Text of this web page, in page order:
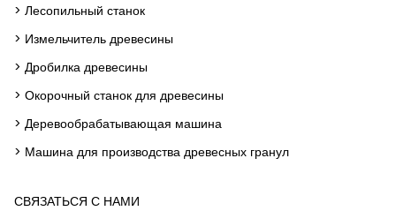
> Лесопильный станок
> Измельчитель древесины
> Дробилка древесины
> Окорочный станок для древесины
> Деревообрабатывающая машина
> Машина для производства древесных гранул
СВЯЗАТЬСЯ С НАМИ